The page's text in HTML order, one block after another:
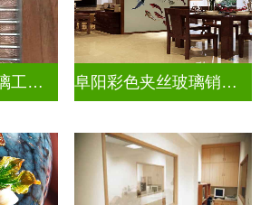
宁波灰色夹丝玻璃工厂招聘 阜阳彩色夹丝玻璃销售电话